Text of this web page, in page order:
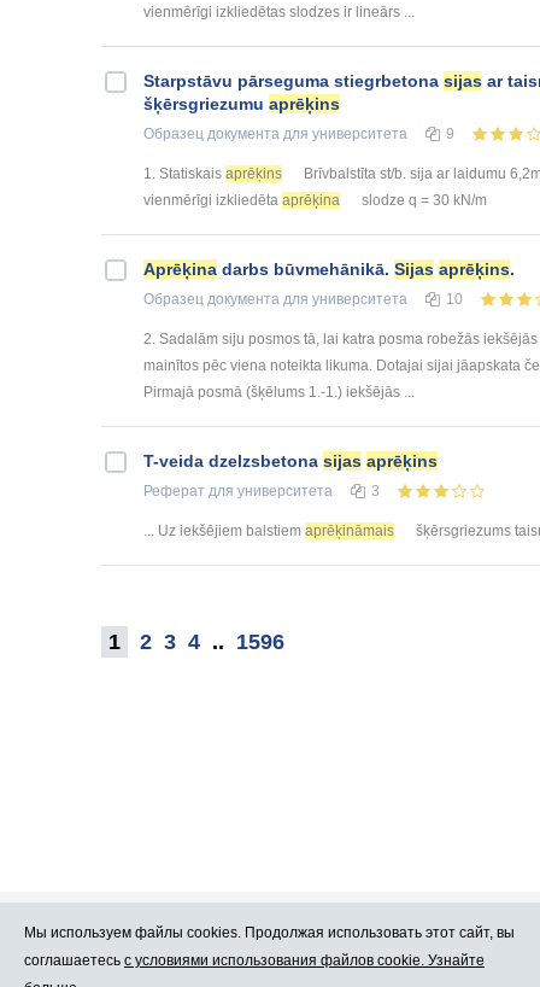
vienmērīgi izkliedētas slodzes ir lineārs ...
Starpstāvu pārseguma stiegrbetona sijas ar
šķērsgriezumu aprēķins
Образец документа для университета 9
1. Statiskais aprēķins
Brīvbalstīta st/b. sija ar laidumu
vienmērīgi izkliedēta aprēķina slodze q = 30 kN/m
Aprēķina darbs būvmehānikā. Sijas aprēķins.
Образец документа для университета 10
2. Sadalām siju posmos tā, lai katra posma robežās
mainītos pēc viena noteikta likuma. Dotajai sijai jāapskata
Pirmajā posmā (šķēlums 1.-1.) iekšējās ...
T-veida dzelzsbetona sijas aprēķins
Реферат для университета 3
... Uz iekšējiem balstiem aprēķināmais šķērsgriezums
1 2 3 4 .. 1596
Про Atlants.lv Реклама
Мы используем файлы cookies. Продолжая использовать этот сайт, вы
соглашаетесь с условиями использования файлов cookie. Узнайте